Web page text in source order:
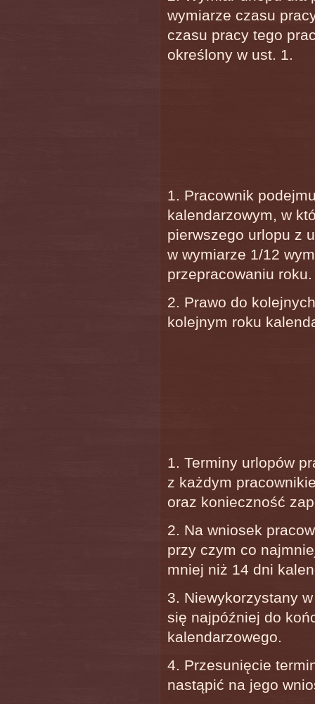
wymiarze czasu
czasu pracy tego
określony w ust. 1.
1. Pracownik
kalendarzowym, w
pierwszego urlopu z
w wymiarze 1/12
przepracowaniu roku.
2. Prawo do
kolejnym roku
1. Terminy urlopów
z każdym
oraz konieczność
2. Na wniosek
przy czym co
mniej niż 14 dni
3. Niewykorzystany
się najpóźniej do
kalendarzowego.
4. Przesunięcie
nastąpić na jego